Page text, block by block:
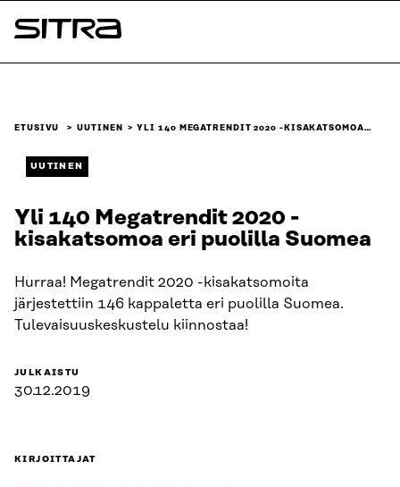
Siirry
suoraan
Sitra
ETUSIVU UUTINEN YLI 140 MEGATRENDIT 2020 -KISAKATSOMOA…
UUTINEN
Yli 140 Megatrendit 2020 -
kisakatsomoa eri puolilla Suomea
Hurraa! Megatrendit 2020 -kisakatsomoita
järjestettiin 146 kappaletta eri puolilla Suomea.
Tulevaisuuskeskustelu kiinnostaa!
JULKAISTU
30.12.2019
KIRJOITTAJAT